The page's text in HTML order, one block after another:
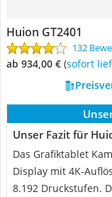
Huion GT2401
132
ab 934,00 € ( Sofort
Unser Fazit für
Das Grafiktablet
Display mit 4K-
8.192 Druckstufen.